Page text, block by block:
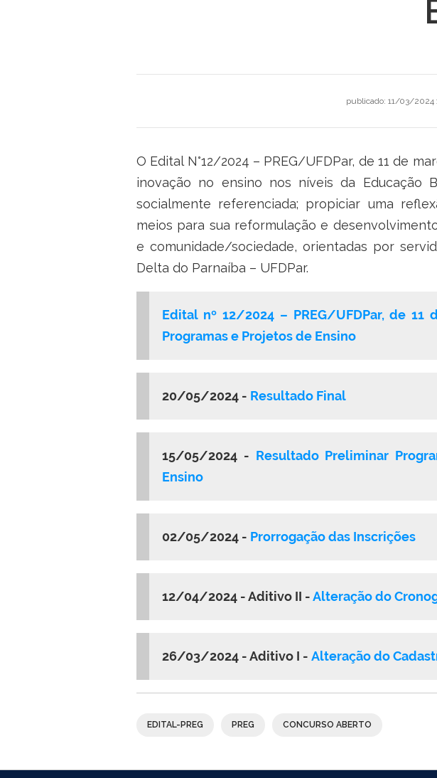
publicado: 11/03/2024
O Edital N°12/2024 – PREG/UFDPar, de 11 de
inovação no ensino nos níveis da Educação
socialmente referenciada; propiciar uma
meios para sua reformulação e
e comunidade/sociedade, orientadas por
Delta do Parnaíba – UFDPar.
Edital nº 12/2024 – PREG/UFDPar, de
Programas e Projetos de Ensino
20/05/2024 - Resultado Final
15/05/2024 - Resultado Preliminar
Ensino
02/05/2024 - Prorrogação das Inscrições
12/04/2024 - Aditivo II -Alteração do
26/03/2024 - Aditivo I - Alteração do
EDITAL-PREG PREG CONCURSO ABERTO